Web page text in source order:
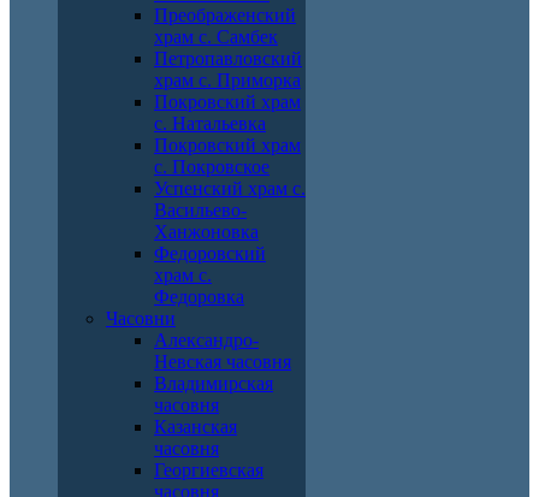
Преображенский
храм с. Самбек
Петропавловский
храм с. Приморка
Покровский храм
с. Натальевка
Покровский храм
с. Покровское
Успенский храм с.
Васильево-
Ханжоновка
Федоровский
храм с.
Федоровка
Часовни
Александро-
Невская часовня
Владимирская
часовня
Казанская
часовня
Георгиевская
часовня